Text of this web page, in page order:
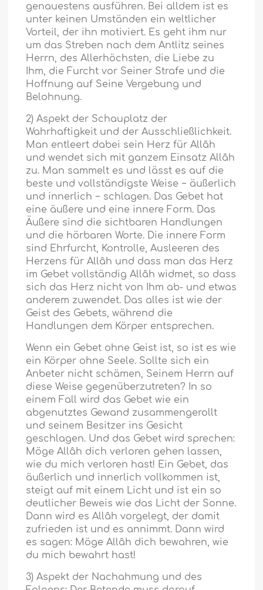
genauestens ausführen. Bei alldem ist es
unter keinen Umständen ein weltlicher
Vorteil, der ihn motiviert. Es geht ihm nur
um das Streben nach dem Antlitz seines
Herrn, des Allerhöchsten, die Liebe zu
Ihm, die Furcht vor Seiner Strafe und die
Hoffnung auf Seine Vergebung und
Belohnung.
2) Aspekt der Schauplatz der
Wahrhaftigkeit und der Ausschließlichkeit.
Man entleert dabei sein Herz für Allâh
und wendet sich mit ganzem Einsatz Allâh
zu. Man sammelt es und lässt es auf die
beste und vollständigste Weise − äußerlich
und innerlich − schlagen. Das Gebet hat
eine äußere und eine innere Form. Das
Äußere sind die sichtbaren Handlungen
und die hörbaren Worte. Die innere Form
sind Ehrfurcht, Kontrolle, Ausleeren des
Herzens für Allâh und dass man das Herz
im Gebet vollständig Allâh widmet, so dass
sich das Herz nicht von Ihm ab- und etwas
anderem zuwendet. Das alles ist wie der
Geist des Gebets, während die
Handlungen dem Körper entsprechen.
Wenn ein Gebet ohne Geist ist, so ist es wie
ein Körper ohne Seele. Sollte sich ein
Anbeter nicht schämen, Seinem Herrn auf
diese Weise gegenüberzutreten? In so
einem Fall wird das Gebet wie ein
abgenutztes Gewand zusammengerollt
und seinem Besitzer ins Gesicht
geschlagen. Und das Gebet wird sprechen:
Möge Allâh dich verloren gehen lassen,
wie du mich verloren hast! Ein Gebet, das
äußerlich und innerlich vollkommen ist,
steigt auf mit einem Licht und ist ein so
deutlicher Beweis wie das Licht der Sonne.
Dann wird es Allâh vorgelegt, der damit
zufrieden ist und es annimmt. Dann wird
es sagen: Möge Allâh dich bewahren, wie
du mich bewahrt hast!
3) Aspekt der Nachahmung und des